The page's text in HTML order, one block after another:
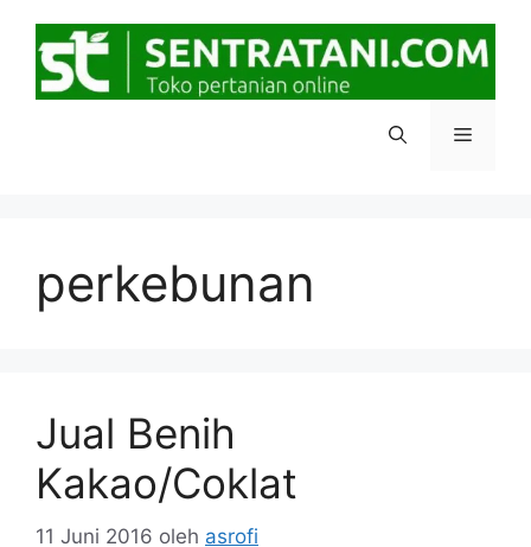
Menu
perkebunan
Jual Benih
Kakao/Coklat
11 Juni 2016 oleh asrofi